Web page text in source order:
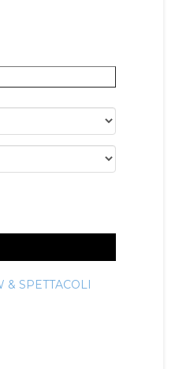
& SPETTACOLI